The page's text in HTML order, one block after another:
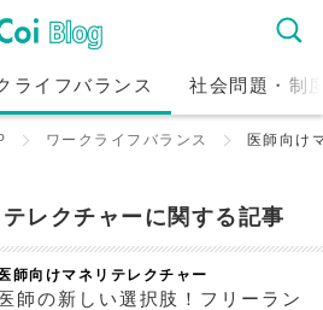
ライフバランス 社会問題・制
ワークライフバランス 医師向け
レクチャーに関する記事
医師向けマネリテレクチャー
師の新しい選択肢！フリーラン